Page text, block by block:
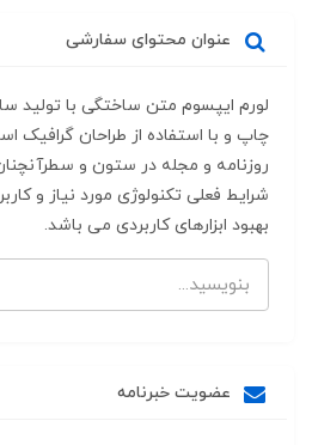
عنوان محتوای سفارشی
لورم ایپسوم متن ساختگی با تولید
چاپ و با استفاده از طراحان گرافیک
روزنامه و مجله در ستون و
شرایط فعلی تکنولوژی مورد نیاز و
بهبود ابزارهای کاربردی می باشد.
عضویت خبرنامه